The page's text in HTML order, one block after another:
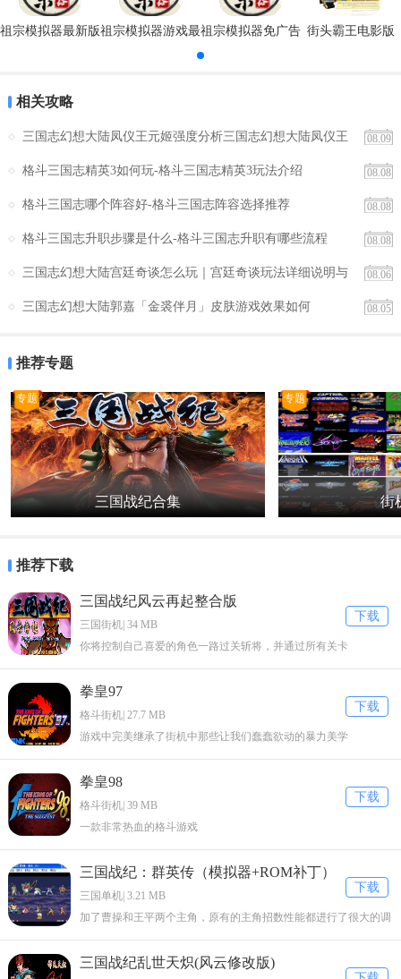
将《三国志8》中自创武将导入游戏的设计，当然前提是你的硬盘上
《三国志8》还在，同时需要提醒的是，导入过程有些慢，但可以把当
初辛苦创造的武将带来重新征战还是值得的。
战争：将在外，君命有所不受
游戏模式的回归，让《三国志9》成为了君王的天下，但或许是考虑到
身为堂堂一国之君，怎能每次都御驾亲征，于是游戏的战斗系统也发
时由于参考了同门旗下《信长之野望》的战斗设计，战略与行动转换
的时间很长，如果大家的电脑不够强劲，随着战争的频繁进行，等待
的时间足以让你打起瞌睡。古人云：将在外，君命有所不受。未曾想
后，就再也无法更改，单挑更是变成由电脑指定，甚至于连奔射等战
于想玩游戏的玩家来说，这无疑将是一个新上手的过程。
祖宗模拟器最新版祖宗模拟器游戏最祖宗模拟器免广告 街头霸王电影版
相关攻略
08.09
三国志幻想大陆凤仪王元姬强度分析三国志幻想大陆凤仪王
08.08
格斗三国志精英3如何玩-格斗三国志精英3玩法介绍
08.08
格斗三国志哪个阵容好-格斗三国志阵容选择推荐
08.08
格斗三国志升职步骤是什么-格斗三国志升职有哪些流程
08.06
三国志幻想大陆宫廷奇谈怎么玩｜宫廷奇谈玩法详细说明与
08.05
三国志幻想大陆郭嘉「金裘伴月」皮肤游戏效果如何
推荐专题
专题
三国战纪合集
专题
街
推荐下载
下载
三国战纪风云再起整合版
三国街机| 34 MB
你将控制自己喜爱的角色一路过关斩将，并通过所有关卡
下载
拳皇97
格斗街机| 27.7 MB
游戏中完美继承了街机中那些让我们蠢蠢欲动的暴力美学
下载
拳皇98
格斗街机| 39 MB
一款非常热血的格斗游戏
下载
三国战纪：群英传（模拟器+ROM补丁）
三国单机| 3.21 MB
加了曹操和王平两个主角，原有的主角招数性能都进行了很大的调
三国战纪乱世天炽(风云修改版)